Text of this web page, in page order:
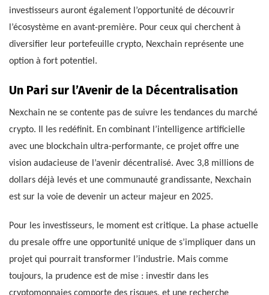
investisseurs auront également l’opportunité de découvrir
l’écosystème en avant-première. Pour ceux qui cherchent à
diversifier leur portefeuille crypto, Nexchain représente une
option à fort potentiel.
Un Pari sur l’Avenir de la Décentralisation
Nexchain ne se contente pas de suivre les tendances du marché
crypto. Il les redéfinit. En combinant l’intelligence artificielle
avec une blockchain ultra-performante, ce projet offre une
vision audacieuse de l’avenir décentralisé. Avec 3,8 millions de
dollars déjà levés et une communauté grandissante, Nexchain
est sur la voie de devenir un acteur majeur en 2025.
Pour les investisseurs, le moment est critique. La phase actuelle
du presale offre une opportunité unique de s’impliquer dans un
projet qui pourrait transformer l’industrie. Mais comme
toujours, la prudence est de mise : investir dans les